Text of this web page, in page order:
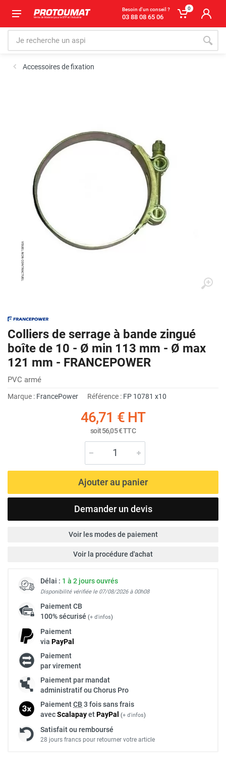
Besoin d'un conseil ?
03 88 08 65 06
0
Accessoires de fixation
Colliers de serrage à bande zingué
boîte de 10 - Ø min 113 mm - Ø max
121 mm - FRANCEPOWER
PVC armé
Marque : FrancePower Référence : FP 10781 x10
46,71 €HT
soit56,05 €TTC
Ajouter au panier
Demander un devis
Voir les modes de paiement
Voir la procédure d'achat
Délai : 1 à 2 jours ouvrés
Disponibilité vérifiée le 07/08/2026 à 00h08
PaiementCB
100% sécurisé (+ d'infos)
Paiement
via PayPal
Paiement
par virement
Paiement par mandat
administratif ou Chorus Pro
PaiementCB 3 fois sans frais
avecScalapayetPayPal (+ d'infos)
Satisfait ou remboursé
28 jours francs pour retourner votre article